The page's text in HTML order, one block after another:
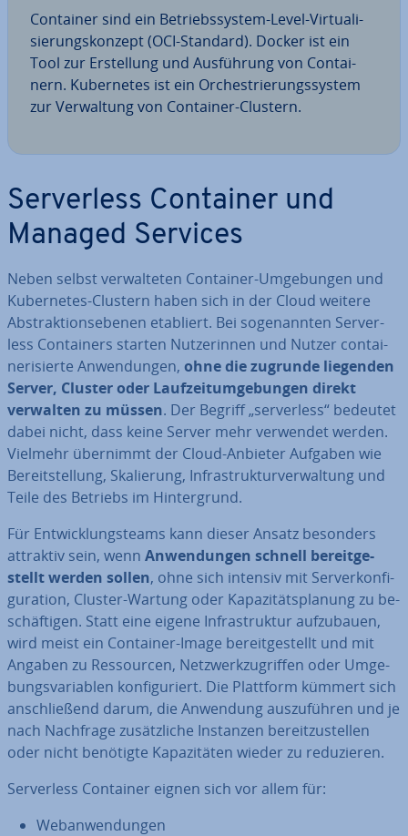
Container sind ein Be­triebs­sys­tem-Level-Vir­tua­li­
sie­rungs­kon­zept (OCI-Standard). Docker ist ein
Tool zur Er­stel­lung und Aus­füh­rung von Con­tai­
nern. Ku­ber­netes ist ein Or­ches­trie­rungs­sys­tem
zur Ver­wal­tung von Container-Clustern.
Ser­ver­less Container und
Managed Services
Neben selbst ver­wal­te­ten Container-Um­ge­bun­gen und
Ku­ber­netes-Clustern haben sich in der Cloud weitere
Abs­trak­ti­ons­ebe­nen etabliert. Bei so­ge­nann­ten Ser­ver­
less Con­tai­ners starten Nut­ze­rin­nen und Nutzer con­tai­
ne­ri­sier­te An­wen­dun­gen, ohne die zugrunde liegenden
Server, Cluster oder Lauf­zeit­um­ge­bun­gen direkt
verwalten zu müssen. Der Begriff „ser­ver­less“ bedeutet
dabei nicht, dass keine Server mehr verwendet werden.
Vielmehr übernimmt der Cloud-Anbieter Aufgaben wie
Be­reit­stel­lung, Ska­lie­rung, In­fra­struk­tur­ver­wal­tung und
Teile des Betriebs im Hin­ter­grund.
Für Ent­wick­lungs­teams kann dieser Ansatz besonders
attraktiv sein, wenn An­wen­dun­gen schnell be­reit­ge­
stellt werden sollen, ohne sich intensiv mit Ser­ver­kon­fi­
gu­ra­ti­on, Cluster-Wartung oder Ka­pa­zi­täts­pla­nung zu be­
schäf­ti­gen. Statt eine eigene In­fra­struk­tur auf­zu­bau­en,
wird meist ein Container-Image be­reit­ge­stellt und mit
Angaben zu Res­sour­cen, Netz­werk­zu­grif­fen oder Um­ge­
bungs­va­ria­blen kon­fi­gu­riert. Die Plattform kümmert sich
an­schlie­ßend darum, die Anwendung aus­zu­füh­ren und je
nach Nachfrage zu­sätz­li­che Instanzen be­reit­zu­stel­len
oder nicht benötigte Ka­pa­zi­tä­ten wieder zu re­du­zie­ren.
Ser­ver­less Container eignen sich vor allem für:
Web­an­wen­dun­gen